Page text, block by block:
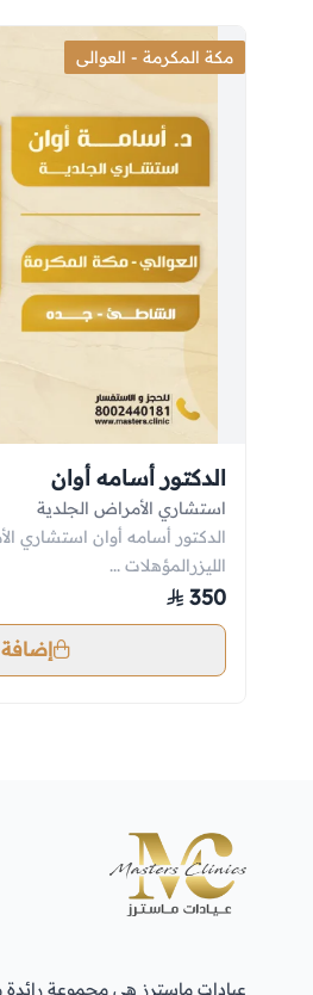
مكة المكرمة - العوالى
الدكتور أسامه أوان
استشاري الأمراض الجلدية
الدكتور أسامه أوان استشاري
الليزرالمؤهلات ...
350
عيادات ماسترز هي مجموعة رائدة